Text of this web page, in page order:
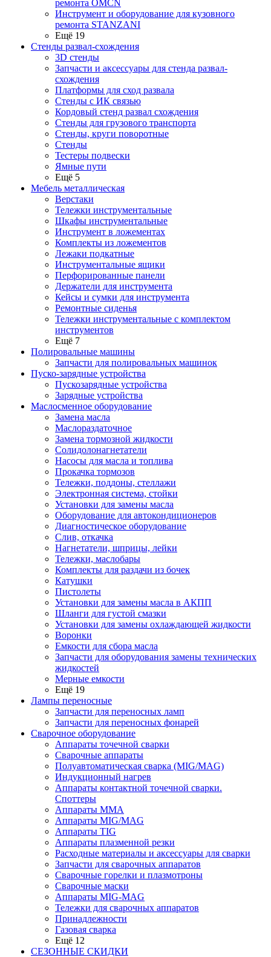
ремонта OMCN
Инструмент и оборудование для кузовного
ремонта STANZANI
Ещё 19
Стенды развал-схождения
3D стенды
Запчасти и аксессуары для стенда развал-
схождения
Платформы для сход развала
Стенды с ИК связью
Кордовый стенд развал схождения
Стенды для грузового транспорта
Стенды, круги поворотные
Стенды
Тестеры подвески
Ямные пути
Ещё 5
Мебель металлическая
Верстаки
Тележки инструментальные
Шкафы инструментальные
Инструмент в ложементах
Комплекты из ложементов
Лежаки подкатные
Инструментальные ящики
Перфорированные панели
Держатели для инструмента
Кейсы и сумки для инструмента
Ремонтные сиденья
Тележки инструментальные с комплектом
инструментов
Ещё 7
Полировальные машины
Запчасти для полировальных машинок
Пуско-зарядные устройства
Пускозарядные устройства
Зарядные устройства
Маслосменное оборудование
Замена масла
Маслораздаточное
Замена тормозной жидкости
Солидолонагнетатели
Насосы для масла и топлива
Прокачка тормозов
Тележки, поддоны, стеллажи
Электронная система, стойки
Установки для замены масла
Оборудование для автокондиционеров
Диагностическое оборудование
Слив, откачка
Нагнетатели, шприцы, лейки
Тележки, маслобары
Комплекты для раздачи из бочек
Катушки
Пистолеты
Установки для замены масла в АКПП
Шланги для густой смазки
Установки для замены охлаждающей жидкости
Воронки
Емкости для сбора масла
Запчасти для оборудования замены технических
жидкостей
Мерные емкости
Ещё 19
Лампы переносные
Запчасти для переносных ламп
Запчасти для переносных фонарей
Сварочное оборудование
Аппараты точечной сварки
Сварочные аппараты
Полуавтоматическая сварка (MIG/MAG)
Индукционный нагрев
Аппараты контактной точечной сварки.
Споттеры
Аппараты MMA
Аппараты MIG/MAG
Аппараты TIG
Аппараты плазменной резки
Расходные материалы и аксессуары для сварки
Запчасти для сварочных аппаратов
Сварочные горелки и плазмотроны
Сварочные маски
Аппараты MIG-MAG
Тележки для сварочных аппаратов
Принадлежности
Газовая сварка
Ещё 12
СЕЗОННЫЕ СКИДКИ